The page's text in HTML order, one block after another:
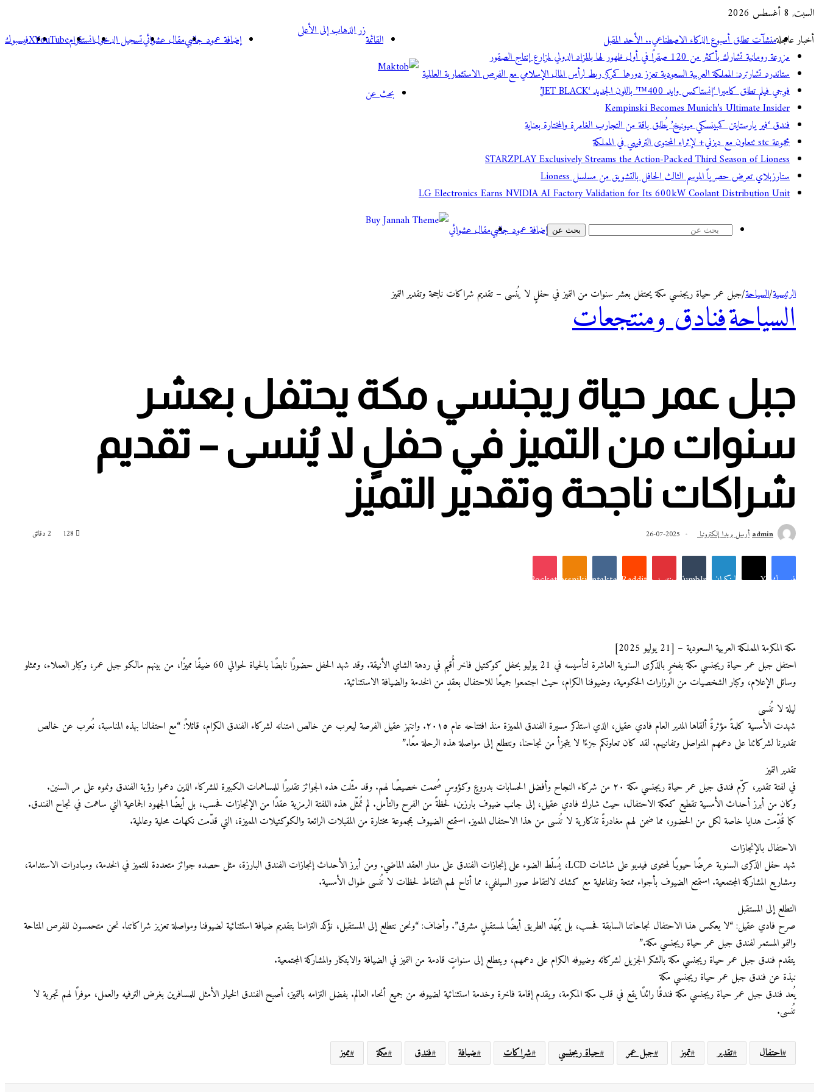
السبت, 8 أغسطس 2026
أخبار عاجلةمنشآت تطلق أسبوع الذكاء الاصطناعي.. الأحد المقبل
مزرعة رومانية تشارك بأكثر من 120 صقرًا في أول ظهور لها بالمزاد الدولي لمزارع إنتاج الصقور
ستاندرد تشارترد: المملكة العربية السعودية تعزز دورها كمركز ربط لرأس المال الإسلامي مع الفرص الاستثمارية العالمية
فوجي فيلم تطلق كاميرا ‘إنستاكس وايد 400™’ باللون الجديد ‘JET BLACK’
Kempinski Becomes Munich’s Ultimate Insider
فندق ‘فير يارستايتن كمبينسكي ميونيخ’ يُطلق باقة من التجارب الغامرة والمختارة بعناية
مجموعة stc تتعاون مع ديزني+ لإثراء المحتوى الترفيهي في المملكة
STARZPLAY Exclusively Streams the Action-Packed Third Season of Lioness
ستارزبلاي تعرض حصرياً الموسم الثالث الحافل بالتشويق من مسلسل Lioness
LG Electronics Earns NVIDIA AI Factory Validation for Its 600kW Coolant Distribution Unit
فيسبوك‫X‫YouTubeانستقرامتسجيل الدخولمقال عشوائيإضافة عمود جانبي القائمة
بحث عن
مقال عشوائيإضافة عمود جانبي بحث عن
الرئيسية/السياحة/جبل عمر حياة ريجنسي مكة يحتفل بعشر سنوات من التميز في حفلٍ لا يُنسى – تقديم شراكات ناجحة وتقدير التميز
السياحةفنادق ومنتجعات
جبل عمر حياة ريجنسي مكة يحتفل بعشر
سنوات من التميز في حفلٍ لا يُنسى – تقديم
شراكات ناجحة وتقدير التميز
adminأرسل بريدا إلكترونيا 2025-07-26
128 2 دقائق
فيسبوك X
لينكدإن Tumblr بينتيريستReddit
VKontakte
Odnoklassniki
Pocket
مكة المكرمة المملكة العربية السعودية – [21 يوليو 2025]
احتفل جبل عمر حياة ريجنسي مكة بفخرٍ بالذكرى السنوية العاشرة لتأسيسه في 21 يوليو بحفل كوكتيل فاخر أُقيم في ردهة الشاي الأنيقة. وقد شهد الحفل حضورًا نابضًا بالحياة لحوالي 60 ضيفًا مميزًا، من بينهم مالكو جبل عمر، وكبار العملاء، وممثلو
وسائل الإعلام، وكبار الشخصيات من الوزارات الحكومية، وضيوفنا الكرام، حيث اجتمعوا جميعًا للاحتفال بعقدٍ من الخدمة والضيافة الاستثنائية.
ليلة لا تُنسى
شهدت الأمسية كلمةً مؤثرةً ألقاها المدير العام فادي عقيل، الذي استذكر مسيرة الفندق المميزة منذ افتتاحه عام ٢٠١٥. وانتهز عقيل الفرصة ليعرب عن خالص امتنانه لشركاء الفندق الكرام، قائلاً: “مع احتفالنا بهذه المناسبة، نُعرب عن خالص
تقديرنا لشركائنا على دعمهم المتواصل وتفانيهم. لقد كان تعاونكم جزءًا لا يتجزأ من نجاحنا، ونتطلع إلى مواصلة هذه الرحلة معًا.”
تقدير التميز
في لفتة تقدير، كرّم فندق جبل عمر حياة ريجنسي مكة ٢٠ من شركاء النجاح وأفضل الحسابات بدروعٍ وكؤوسٍ صُممت خصيصًا لهم. وقد مثّلت هذه الجوائز تقديرًا للمساهمات الكبيرة للشركاء الذين دعموا رؤية الفندق ونموه على مر السنين.
وكان من أبرز أحداث الأمسية تقطيع كعكة الاحتفال، حيث شارك فادي عقيل، إلى جانب ضيوف بارزين، لحظةً من الفرح والتأمل. لم تُمثّل هذه اللفتة الرمزية عقدًا من الإنجازات فحسب، بل أيضًا الجهود الجماعية التي ساهمت في نجاح الفندق.
كما قُدِّمت هدايا خاصة لكل من الحضور، مما ضمن لهم مغادرةً تذكارية لا تُنسى من هذا الاحتفال المميز. استمتع الضيوف بمجموعة مختارة من المقبلات الرائعة والكوكتيلات المميزة، التي قدّمت نكهات محلية وعالمية.
الاحتفال بالإنجازات
شهد حفل الذكرى السنوية عرضًا حيويًا لمحتوى فيديو على شاشات LCD، يُسلّط الضوء على إنجازات الفندق على مدار العقد الماضي. ومن أبرز الأحداث إنجازات الفندق البارزة، مثل حصده جوائز متعددة للتميز في الخدمة، ومبادرات الاستدامة،
ومشاريع المشاركة المجتمعية. استمتع الضيوف بأجواء ممتعة وتفاعلية مع كشك لالتقاط صور السيلفي، مما أتاح لهم التقاط لحظات لا تُنسى طوال الأمسية.
التطلع إلى المستقبل
صرح فادي عقيل: “لا يعكس هذا الاحتفال نجاحاتنا السابقة فحسب، بل يُمهّد الطريق أيضًا لمستقبلٍ مشرق”. وأضاف: “ونحن نتطلع إلى المستقبل، نؤكد التزامنا بتقديم ضيافة استثنائية لضيوفنا ومواصلة تعزيز شراكاتنا. نحن متحمسون للفرص المتاحة
والنمو المستمر لفندق جبل عمر حياة ريجنسي مكة.”
يتقدم فندق جبل عمر حياة ريجنسي مكة بالشكر الجزيل لشركائه وضيوفه الكرام على دعمهم، ويتطلع إلى سنواتٍ قادمة من التميز في الضيافة والابتكار والمشاركة المجتمعية.
نبذة عن فندق جبل عمر حياة ريجنسي مكة
يُعد فندق جبل عمر حياة ريجنسي مكة فندقًا رائدًا يقع في قلب مكة المكرمة، ويقدم إقامة فاخرة وخدمة استثنائية لضيوفه من جميع أنحاء العالم. بفضل التزامه بالتميز، أصبح الفندق الخيار الأمثل للمسافرين بغرض الترفيه والعمل، موفرًا لهم تجربة لا
تُنسى.
احتفال تقدير تميز جبل عمر حياة ريجنسي شراكات ضيافة فندق مكة مميز
زر الذهاب إلى الأعلى